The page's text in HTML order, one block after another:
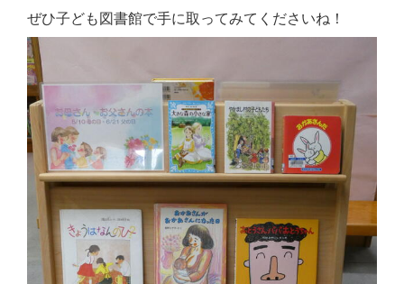
ぜひ子ども図書館で手に取ってみてくださいね！